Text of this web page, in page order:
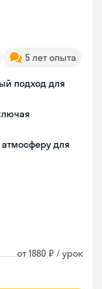
5 лет опыта
подход для
для
от 1880 ₽ / урок